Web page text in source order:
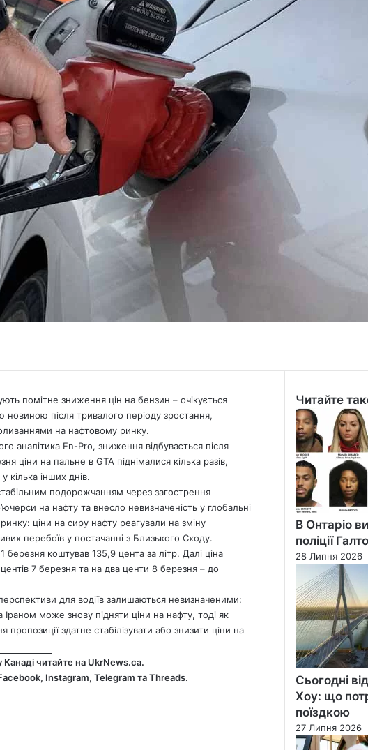
помітне зниження цін на бензин – очікується
новиною після тривалого періоду зростання,
на нафтовому ринку.
аналітика En-Pro, зниження відбувається після
ціни на пальне в GTA піднімалися кілька разів,
кілька інших днів.
подорожчанням через загострення
на нафту та внесло невизначеність у глобальні
ціни на сиру нафту реагували на зміну
перебоїв у постачанні з Близького Сходу.
коштував 135,9 цента за літр. Далі ціна
7 березня та на два центи 8 березня – до
для водіїв залишаються невизначеними:
може знову підняти ціни на нафту, тоді як
здатне стабілізувати або знизити ціни на
Канаді читайте на UkrNews.ca.
, Instagram, Telegram таThreads.
Читайте
Close
В Онтаріо
поліції
28 Липня 2026
Сьогодні
Хоу: що
поїздкою
27 Липня 2026